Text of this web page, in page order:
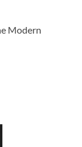
Modern